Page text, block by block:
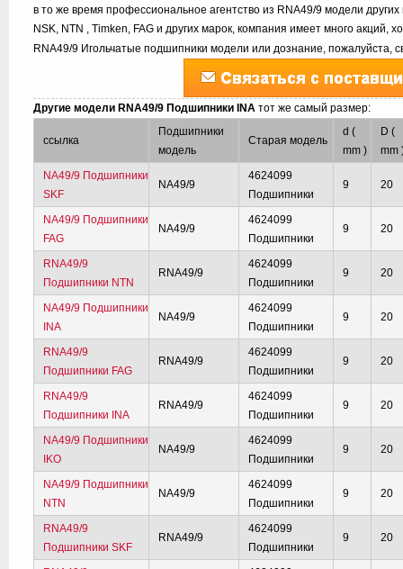
в то же время профессиональное агентство из RNA49/9 модели других
NSK, NTN , Timken, FAG и других марок, компания имеет много акций,
RNA49/9 Игольчатые подшипники модели или дознание, пожалуйста,
Другие модели RNA49/9 Подшипники INAтот же самый размер:
ссылка
Подшипники
модель
Старая модель
d (
mm )
D (
mm
NA49/9 Подшипники
SKF
NA49/9
4624099
Подшипники
9 20
NA49/9 Подшипники
FAG
NA49/9
4624099
Подшипники
9 20
RNA49/9
Подшипники NTN
RNA49/9
4624099
Подшипники
9 20
NA49/9 Подшипники
INA
NA49/9
4624099
Подшипники
9 20
RNA49/9
Подшипники FAG
RNA49/9
4624099
Подшипники
9 20
RNA49/9
Подшипники INA
RNA49/9
4624099
Подшипники
9 20
NA49/9 Подшипники
IKO
NA49/9
4624099
Подшипники
9 20
NA49/9 Подшипники
NTN
NA49/9
4624099
Подшипники
9 20
RNA49/9
Подшипники SKF
RNA49/9
4624099
Подшипники
9 20